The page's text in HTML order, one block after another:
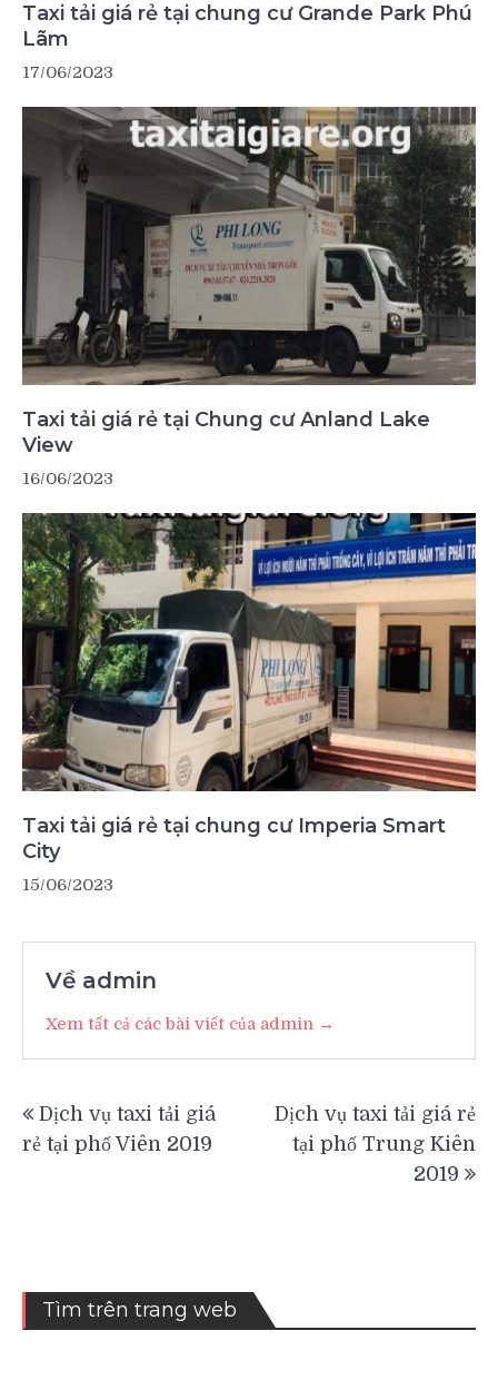
Taxi tải giá rẻ tại chung cư Grande Park Phú
Lãm
17/06/2023
Taxi tải giá rẻ tại Chung cư Anland Lake
View
16/06/2023
Taxi tải giá rẻ tại chung cư Imperia Smart
City
15/06/2023
Về admin
Xem tất cả các bài viết của admin →
hướng
Dịch vụ taxi tải giá
rẻ tại phố Viên 2019
Dịch vụ taxi tải giá rẻ
tại phố Trung Kiên
2019
Tìm trên trang web